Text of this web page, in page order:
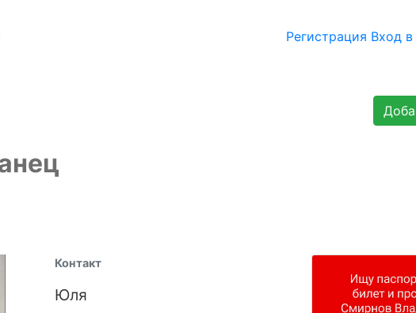
Регистрация Вход
Контакт
Юля